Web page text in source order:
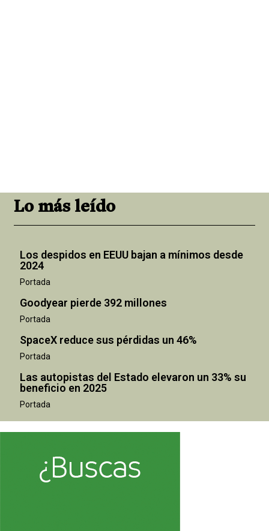
Lo más leído
Los despidos en EEUU bajan a mínimos desde
2024
Portada
Goodyear pierde 392 millones
Portada
SpaceX reduce sus pérdidas un 46%
Portada
Las autopistas del Estado elevaron un 33% su
beneficio en 2025
Portada